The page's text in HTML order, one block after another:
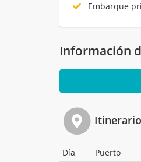
Embarque
Información
Itinerario
Día Puerto